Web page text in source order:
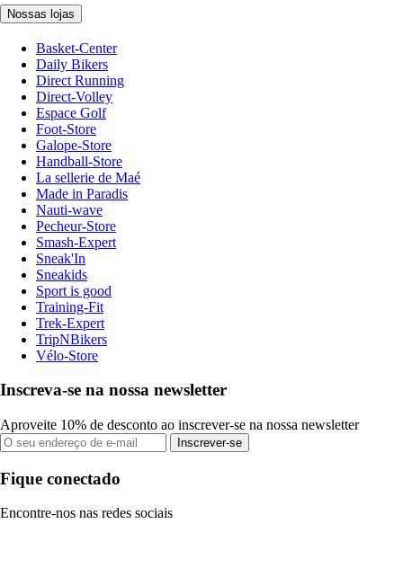
Nossas lojas
Basket-Center
Daily Bikers
Direct Running
Direct-Volley
Espace Golf
Foot-Store
Galope-Store
Handball-Store
La sellerie de Maé
Made in Paradis
Nauti-wave
Pecheur-Store
Smash-Expert
Sneak'In
Sneakids
Sport is good
Training-Fit
Trek-Expert
TripNBikers
Vélo-Store
Inscreva-se na nossa newsletter
Aproveite 10% de desconto ao inscrever-se na nossa newsletter
Inscrever-se
Fique conectado
Encontre-nos nas redes sociais